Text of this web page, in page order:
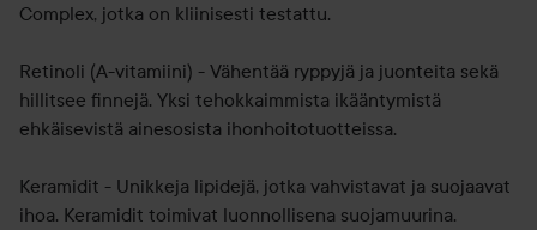
Complex, jotka on kliinisesti testattu.
Retinoli (A-vitamiini) - Vähentää ryppyjä ja juonteita sekä
hillitsee finnejä. Yksi tehokkaimmista ikääntymistä
ehkäisevistä ainesosista ihonhoitotuotteissa.
Keramidit - Unikkeja lipidejä, jotka vahvistavat ja suojaavat
ihoa. Keramidit toimivat luonnollisena suojamuurina.